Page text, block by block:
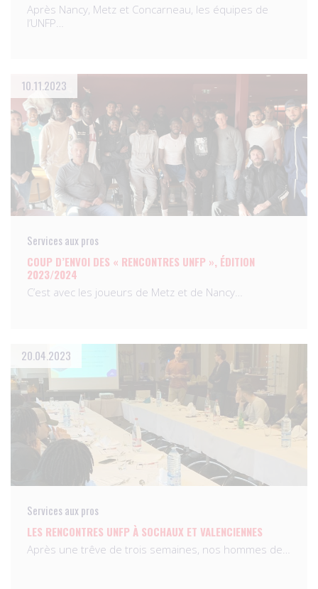
Après Nancy, Metz et Concarneau, les équipes de
l’UNFP…
10.11.2023
Services aux pros
COUP D’ENVOI DES « RENCONTRES UNFP », ÉDITION
2023/2024
C’est avec les joueurs de Metz et de Nancy…
20.04.2023
Services aux pros
LES RENCONTRES UNFP À SOCHAUX ET VALENCIENNES
Après une trêve de trois semaines, nos hommes de…